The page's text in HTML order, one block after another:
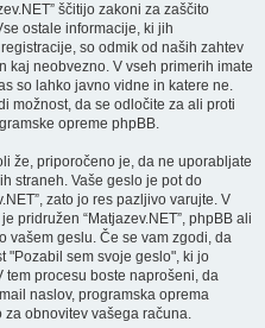
ščitijo zakoni za zaščito
ostale informacije, ki jih
so odmik od naših zahtev
kaj neobvezno. V vseh primerih imate
so lahko javno vidne in katere ne.
možnost, da se odločite za ali proti
opreme phpBB.
že, priporočeno je, da ne uporabljate
straneh. Vaše geslo je pot do
zato jo res pazljivo varujte. V
pridružen “Matjazev.NET”, phpBB ali
vašem geslu. Če se vam zgodi, da
"Pozabil sem svoje geslo", ki jo
procesu boste naprošeni, da
naslov, programska oprema
obnovitev vašega računa.